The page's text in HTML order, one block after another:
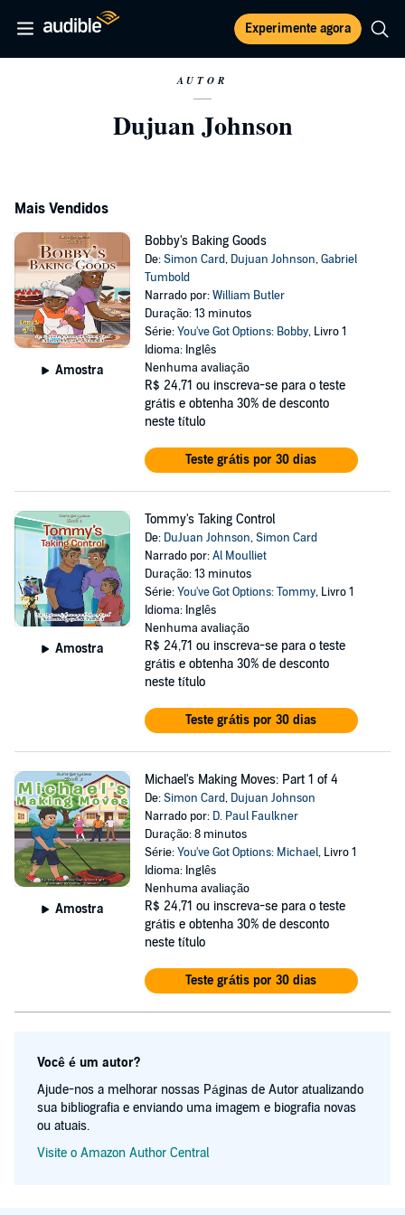
Experimente agora
AUTOR
Dujuan Johnson
Mais Vendidos
Amostra
Bobby's Baking Goods
De:Simon Card, Dujuan Johnson,Gabriel
Tumbold
Narrado por:William Butler
Duração: 13 minutos
Série:You've Got Options: Bobby, Livro 1
Idioma: Inglês
Nenhuma avaliação
R$ 24,71 ou inscreva-se para o teste
grátis e obtenha 30% de desconto
neste título
Teste grátis por 30 dias
Amostra
Tommy's Taking Control
De: DuJuan Johnson,Simon Card
Narrado por:Al Moulliet
Duração: 13 minutos
Série:You've Got Options: Tommy, Livro 1
Idioma: Inglês
Nenhuma avaliação
R$ 24,71 ou inscreva-se para o teste
grátis e obtenha 30% de desconto
neste título
Teste grátis por 30 dias
Amostra
Michael's Making Moves: Part 1 of 4
De:Simon Card, Dujuan Johnson
Narrado por: D. Paul Faulkner
Duração: 8 minutos
Série:You've Got Options: Michael, Livro 1
Idioma: Inglês
Nenhuma avaliação
R$ 24,71 ou inscreva-se para o teste
grátis e obtenha 30% de desconto
neste título
Teste grátis por 30 dias
Você é um autor?
Ajude-nos a melhorar nossas Páginas de Autor atualizando
sua bibliografia e enviando uma imagem e biografia novas
ou atuais.
Visite o Amazon Author Central